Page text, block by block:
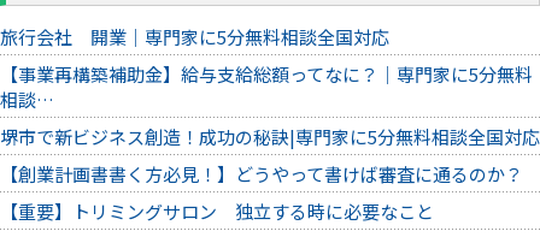
旅行会社 開業｜専門家に5分無料相談全国対応
【事業再構築補助金】給与支給総額ってなに？｜専門家に5分無料
相談…
堺市で新ビジネス創造！成功の秘訣|専門家に5分無料相談全国対応
【創業計画書書く方必見！】どうやって書けば審査に通るのか？
【重要】トリミングサロン 独立する時に必要なこと